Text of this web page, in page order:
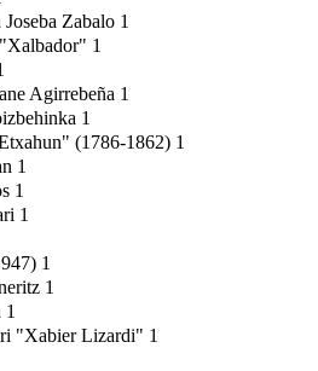
Zabalo 1
1
Agirrebeña 1
1
(1786-1862) 1
1
1
1
1
1
1
"Xabier Lizardi" 1